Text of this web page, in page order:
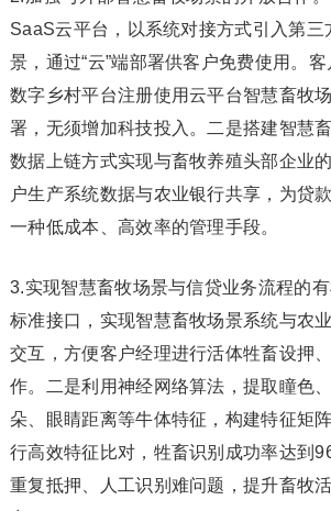
SaaS云平台，以系统对接方式引入第三
景，通过“云”端部署供客户免费使用。
数字乡村平台注册使用云平台智慧畜牧
署，无须增加科技投入。二是搭建智慧
数据上链方式实现与畜牧养殖头部企业
户生产系统数据与农业银行共享，为贷
一种低成本、高效率的管理手段。
3.实现智慧畜牧场景与信贷业务流程的
标准接口，实现智慧畜牧场景系统与农
交互，方便客户经理进行活体牲畜设押
作。二是利用神经网络算法，提取瞳色
朵、眼睛距离等牛体特征，构建特征矩
行高效特征比对，牲畜识别成功率达到
重复抵押、人工识别难问题，提升畜牧